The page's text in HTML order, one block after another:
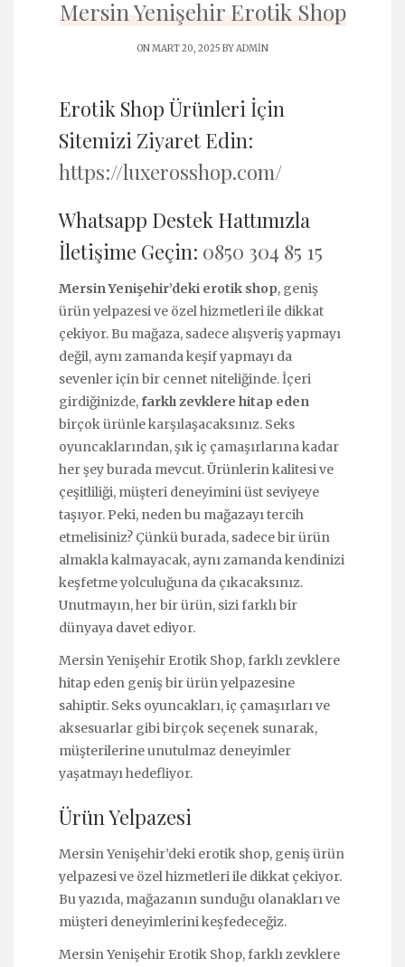
Mersin Yenişehir Erotik Shop
ON MART 20, 2025 BYADMIN
Erotik Shop Ürünleri İçin
Sitemizi Ziyaret Edin:
https://luxerosshop.com/
Whatsapp Destek Hattımızla
İletişime Geçin: 0850 304 85 15
Mersin Yenişehir’deki erotik shop, geniş
ürün yelpazesi ve özel hizmetleri ile dikkat
çekiyor. Bu mağaza, sadece alışveriş yapmayı
değil, aynı zamanda keşif yapmayı da
sevenler için bir cennet niteliğinde. İçeri
girdiğinizde, farklı zevklere hitap eden
birçok ürünle karşılaşacaksınız. Seks
oyuncaklarından, şık iç çamaşırlarına kadar
her şey burada mevcut. Ürünlerin kalitesi ve
çeşitliliği, müşteri deneyimini üst seviyeye
taşıyor. Peki, neden bu mağazayı tercih
etmelisiniz? Çünkü burada, sadece bir ürün
almakla kalmayacak, aynı zamanda kendinizi
keşfetme yolculuğuna da çıkacaksınız.
Unutmayın, her bir ürün, sizi farklı bir
dünyaya davet ediyor.
Mersin Yenişehir Erotik Shop, farklı zevklere
hitap eden geniş bir ürün yelpazesine
sahiptir. Seks oyuncakları, iç çamaşırları ve
aksesuarlar gibi birçok seçenek sunarak,
müşterilerine unutulmaz deneyimler
yaşatmayı hedefliyor.
Ürün Yelpazesi
Mersin Yenişehir’deki erotik shop, geniş ürün
yelpazesi ve özel hizmetleri ile dikkat çekiyor.
Bu yazıda, mağazanın sunduğu olanakları ve
müşteri deneyimlerini keşfedeceğiz.
Mersin Yenişehir Erotik Shop, farklı zevklere